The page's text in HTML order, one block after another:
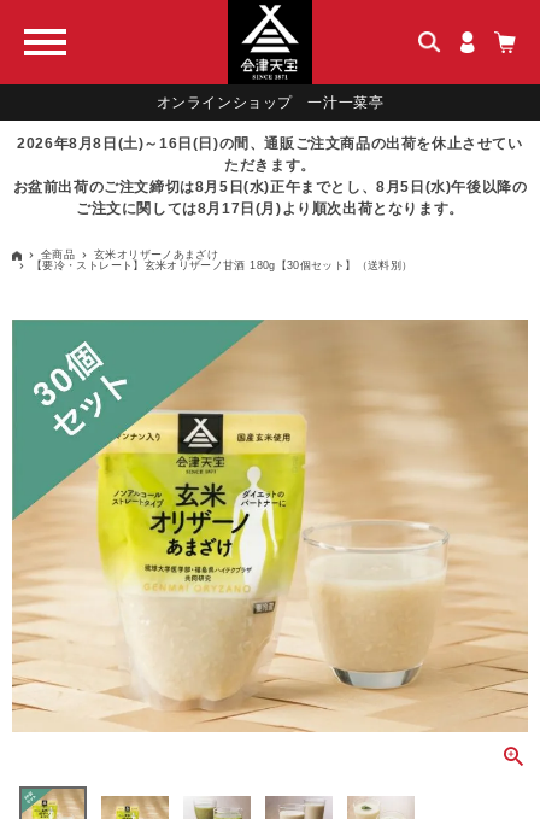
オンラインショップ 一汁一菜亭
2026年8月8日(土)～16日(日)の間、通販ご注文商品の出荷を休止させてい
ただきます。
お盆前出荷のご注文締切は8月5日(水)正午までとし、8月5日(水)午後以降の
ご注文に関しては8月17日(月)より順次出荷となります。
全商品
玄米オリザーノあまざけ
【要冷・ストレート】玄米オリザーノ甘酒 180g【30個セット】（送料別）